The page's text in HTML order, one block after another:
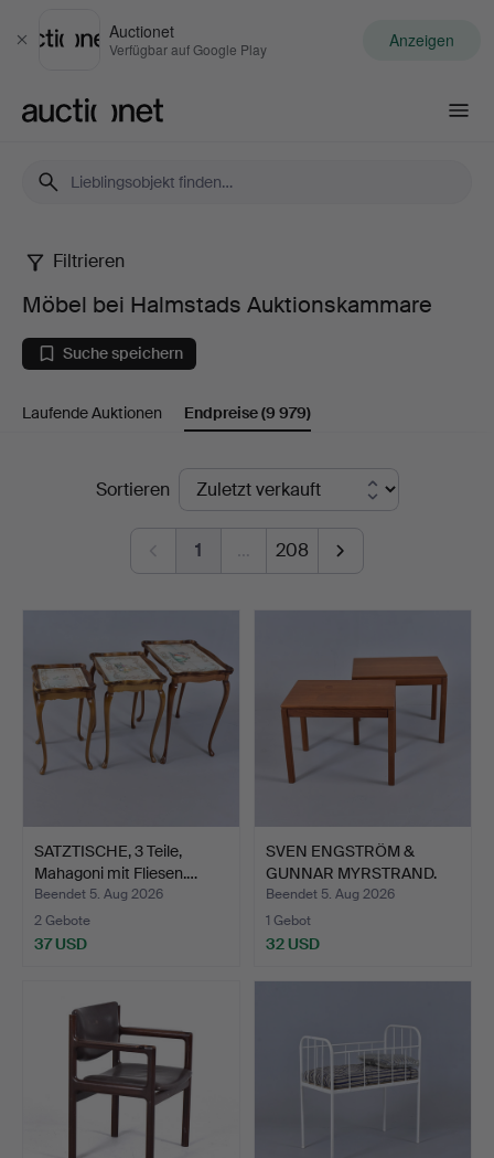
Schließen
Auctionet
Verfügbar auf Google Play Anzeigen
Möbel
bei
Halmstads
Auktionskammare
Filtrieren
Möbel bei Halmstads Auktionskammare
Suche speichern
Laufende Auktionen Endpreise(9 979)
EndpreiseSortieren
1 … 208
SATZTISCHE, 3 Teile,
Mahagoni mit Fliesen.…
Beendet 5. Aug 2026
2 Gebote
37 USD
SVEN ENGSTRÖM &
GUNNAR MYRSTRAND.
Beistell…
Beendet 5. Aug 2026
1 Gebot
32 USD